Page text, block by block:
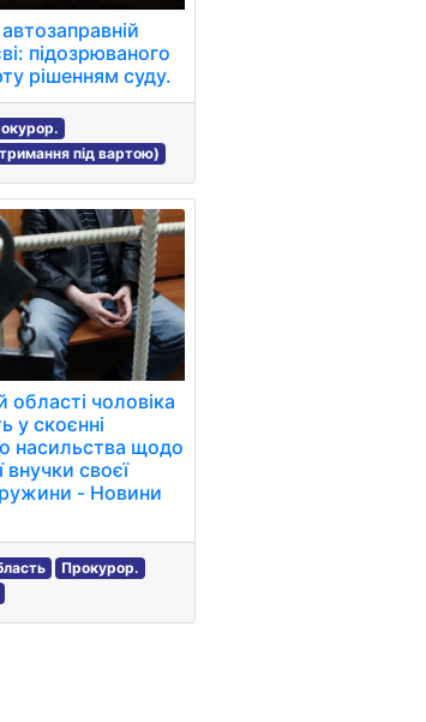
підозрюваного
рішенням суду.
під вартою)
області чоловіка
у скоєнні
насильства щодо
внучки своєї
- Новини
Прокурор.